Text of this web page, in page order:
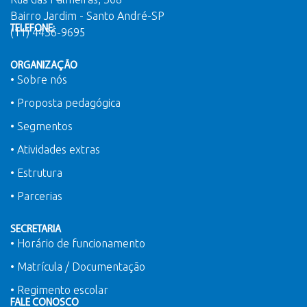
Bairro Jardim - Santo André-SP
TELEFONE:
(11) 4436-9695
ORGANIZAÇÃO
• Sobre nós
• Proposta pedagógica
• Segmentos
• Atividades extras
• Estrutura
• Parcerias
SECRETARIA
• Horário de funcionamento
• Matrícula / Documentação
• Regimento escolar
FALE CONOSCO